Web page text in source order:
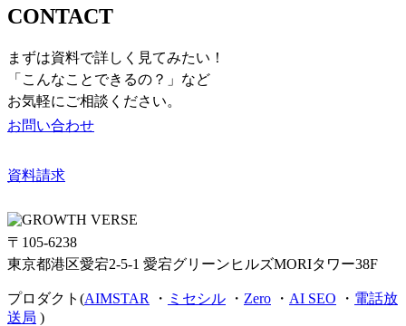
CONTACT
まずは資料で詳しく見てみたい！
「こんなことできるの？」など
お気軽にご相談ください。
お問い合わせ
資料請求
〒105-6238
東京都港区愛宕2-5-1 愛宕グリーンヒルズMORIタワー38F
プロダクト(AIMSTAR ・ ミセシル ・ Zero ・ AI SEO ・ 電話放
送局 )